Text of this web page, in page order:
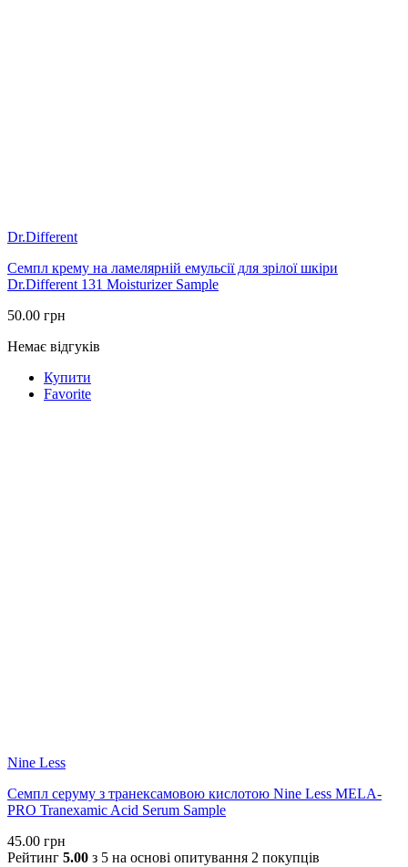
Dr.Different
Семпл крему на ламелярній емульсії для зрілої шкіри
Dr.Different 131 Moisturizer Sample
50.00 грн
Немає відгуків
Купити
Favorite
Nine Less
Семпл серуму з транексамовою кислотою Nine Less MELA-
PRO Tranexamic Acid Serum Sample
45.00 грн
Рейтинг 5.00 з 5 на основі опитування 2 покупців